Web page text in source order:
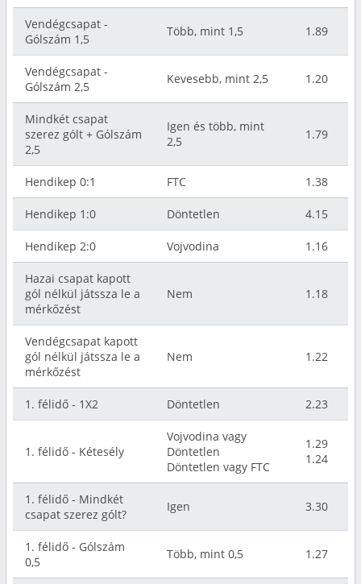
Vendégcsapat -
Gólszám 1,5
Több, mint 1,5 1.89
Vendégcsapat -
Gólszám 2,5
Kevesebb, mint 2,5 1.20
Mindkét csapat
szerez gólt + Gólszám
2,5
Igen és több, mint
2,5
1.79
Hendikep 0:1 FTC 1.38
Hendikep 1:0 Döntetlen 4.15
Hendikep 2:0 Vojvodina 1.16
Hazai csapat kapott
gól nélkül játssza le a
mérkőzést
Nem 1.18
Vendégcsapat kapott
gól nélkül játssza le a
mérkőzést
Nem 1.22
1. félidő - 1X2 Döntetlen 2.23
1. félidő - Kétesély
Vojvodina vagy
Döntetlen
Döntetlen vagy FTC
1.29
1.24
1. félidő - Mindkét
csapat szerez gólt?
Igen 3.30
1. félidő - Gólszám
0,5
Több, mint 0,5 1.27